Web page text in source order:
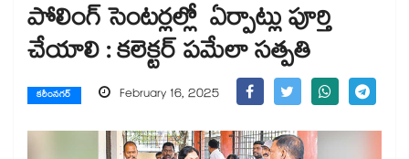
పోలింగ్ సెంటర్లల్లో ఏర్పాట్లు పూర్తి
చేయాలి : కలెక్టర్ పమేలా సత్పతి
కరీంనగర్ February 16, 2025